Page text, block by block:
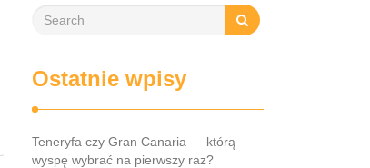
Ostatnie wpisy
Teneryfa czy Gran Canaria — którą
wyspę wybrać na pierwszy raz?